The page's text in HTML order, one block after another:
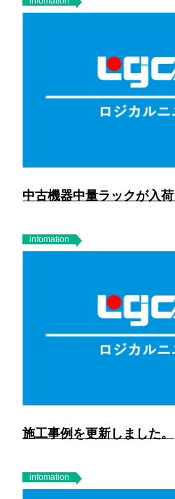
中古機器中量ラックが入荷
infomation
施工事例を更新しました。
infomation